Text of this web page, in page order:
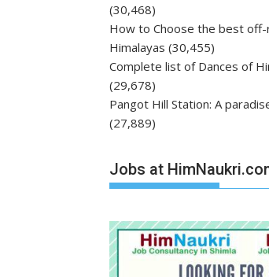
(30,468)
How to Choose the best off-
Himalayas (30,455)
Complete list of Dances of
(29,678)
Pangot Hill Station: A
(27,889)
Jobs at